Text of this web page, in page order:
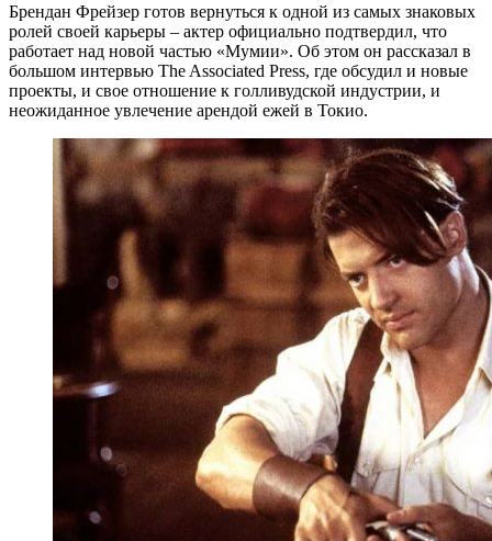
Брендан Фрейзер готов вернуться к одной из самых знаковых
ролей своей карьеры – актер официально подтвердил, что
работает над новой частью «Мумии». Об этом он рассказал в
большом интервью The Associated Press, где обсудил и новые
проекты, и свое отношение к голливудской индустрии, и
неожиданное увлечение арендой ежей в Токио.